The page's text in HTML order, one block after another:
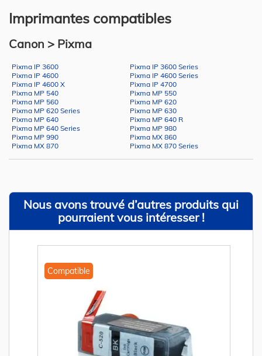
Imprimantes compatibles
Canon > Pixma
Pixma IP 3600
Pixma IP 3600 Series
Pixma IP 4600
Pixma IP 4600 Series
Pixma IP 4600 X
Pixma IP 4700
Pixma MP 540
Pixma MP 550
Pixma MP 560
Pixma MP 620
Pixma MP 620 Series
Pixma MP 630
Pixma MP 640
Pixma MP 640 R
Pixma MP 640 Series
Pixma MP 980
Pixma MP 990
Pixma MX 860
Pixma MX 870
Pixma MX 870 Series
Nous avons trouvé d’autres produits qui
pourraient vous intéresser !
Compatible